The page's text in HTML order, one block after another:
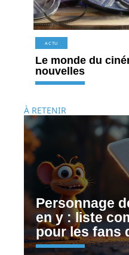
ACTU
Le monde du
nouvelles
À RETENIR
Personnage
en y : liste
pour les fans